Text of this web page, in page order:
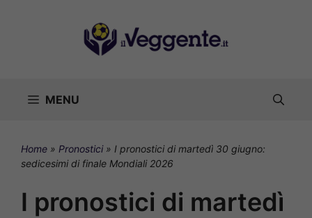
MENU
Home » Pronostici» I pronostici di martedì 30 giugno:
sedicesimi di finale Mondiali 2026
I pronostici di martedì